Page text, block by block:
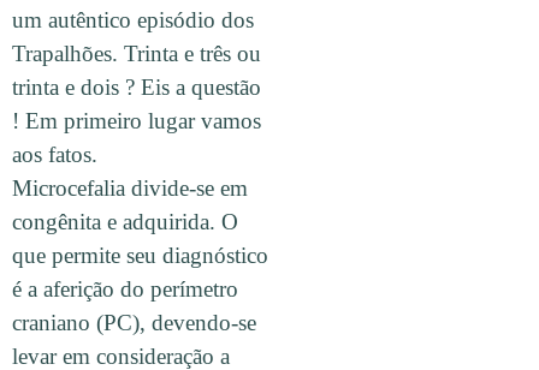
um autêntico episódio dos
Trapalhões. Trinta e três ou
trinta e dois ? Eis a questão
! Em primeiro lugar vamos
aos fatos.
Microcefalia divide-se em
congênita e adquirida. O
que permite seu diagnóstico
é a aferição do perímetro
craniano (PC), devendo-se
levar em consideração a